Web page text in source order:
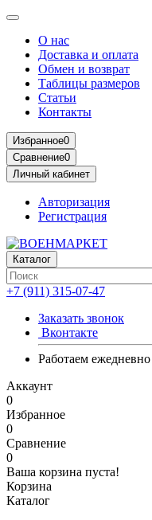
О нас
Доставка и оплата
Обмен и возврат
Таблицы размеров
Статьи
Контакты
Избранное0
Сравнение0
Личный кабинет
Авторизация
Регистрация
Каталог
+7 (911) 315-07-47
Заказать звонок
Вконтакте
Работаем
Аккаунт
0
Избранное
0
Сравнение
0
Ваша корзина пуста!
Корзина
Каталог